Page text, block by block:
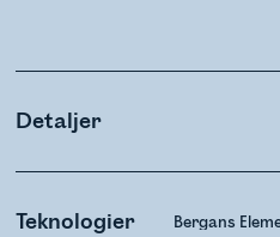
Detaljer
Teknologier Bergans